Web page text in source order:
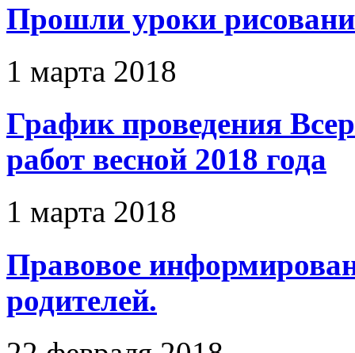
Прошли уроки
1 марта 2018
График проведения
работ весной 2018 года
1 марта 2018
Правовое
родителей.